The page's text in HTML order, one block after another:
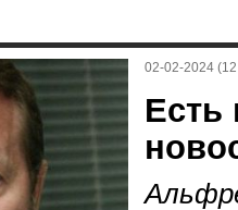
02-02-2024
Есть